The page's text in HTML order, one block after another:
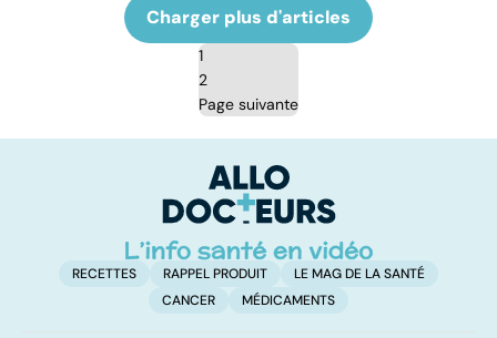
Charger plus d'articles
1
2
Page suivante
RECETTES RAPPEL PRODUIT
LE MAG DE LA SANTÉ
CANCER
MÉDICAMENTS